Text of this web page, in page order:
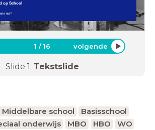
het?
op School
1 /16 volgende
Slide 1: Tekstslide
Middelbare school
Basisschool
onderwijs
MBO HBO
WO